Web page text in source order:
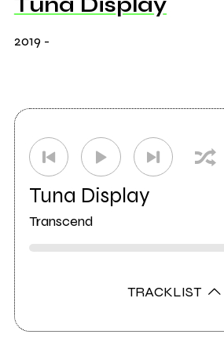
2019 -
Tuna Display
Transcend
TRACKLIST